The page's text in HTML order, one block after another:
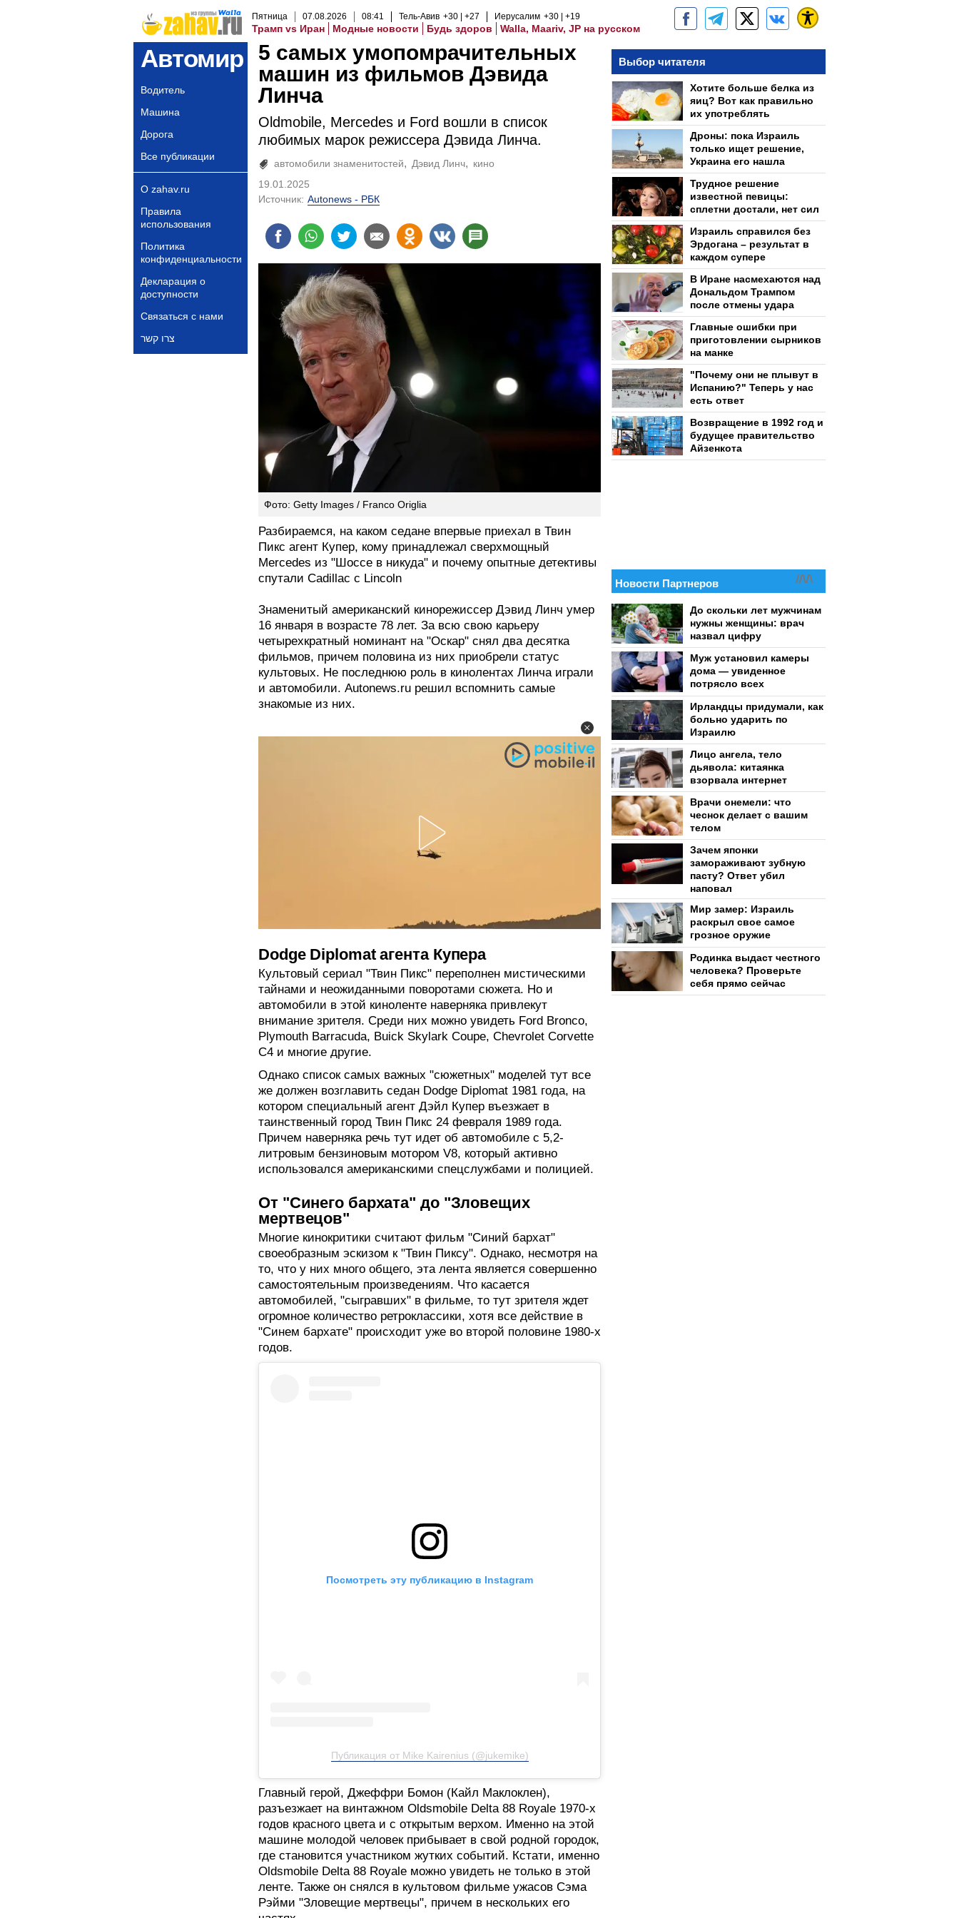
Пятница 07.08.2026 08:41 Тель-Авив +30 +27 Иерусалим +30 +19
Трамп vs Иран Модные новости Будь здоров Walla, Maariv, JP на русском
Автомир
Водитель
Машина
Дорога
Все публикации
О zahav.ru
Правила
использования
Политика
конфиденциальности
Декларация о
доступности
Связаться с нами
צרו קשר
5 самых умопомрачительных
машин из фильмов Дэвида
Линча
Oldmobile, Mercedes и Ford вошли в список
любимых марок режиссера Дэвида Линча.
автомобили знаменитостей Дэвид Линч
кино
19.01.2025
Источник: Autonews - РБК
Фото: Getty Images / Franco Origlia
Разбираемся, на каком седане впервые приехал в Твин
Пикс агент Купер, кому принадлежал сверхмощный
Mercedes из "Шоссе в никуда" и почему опытные детективы
спутали Cadillac с Lincoln
Знаменитый американский кинорежиссер Дэвид Линч умер
16 января в возрасте 78 лет. За всю свою карьеру
четырехкратный номинант на "Оскар" снял два десятка
фильмов, причем половина из них приобрели статус
культовых. Не последнюю роль в кинолентах Линча играли
и автомобили. Autonews.ru решил вспомнить самые
знакомые из них.
Dodge Diplomat агента Купера
Культовый сериал "Твин Пикс" переполнен мистическими
тайнами и неожиданными поворотами сюжета. Но и
автомобили в этой киноленте наверняка привлекут
внимание зрителя. Среди них можно увидеть Ford Bronco,
Plymouth Barracuda, Buick Skylark Coupe, Chevrolet Corvette
C4 и многие другие.
Однако список самых важных "сюжетных" моделей тут все
же должен возглавить седан Dodge Diplomat 1981 года, на
котором специальный агент Дэйл Купер въезжает в
таинственный город Твин Пикс 24 февраля 1989 года.
Причем наверняка речь тут идет об автомобиле с 5,2-
литровым бензиновым мотором V8, который активно
использовался американскими спецслужбами и полицией.
От "Синего бархата" до "Зловещих
мертвецов"
Многие кинокритики считают фильм "Синий бархат"
своеобразным эскизом к "Твин Пиксу". Однако, несмотря на
то, что у них много общего, эта лента является совершенно
самостоятельным произведениям. Что касается
автомобилей, "сыгравших" в фильме, то тут зрителя ждет
огромное количество ретроклассики, хотя все действие в
"Синем бархате" происходит уже во второй половине 1980-х
годов.
Посмотреть эту публикацию в Instagram
Публикация от Mike Kairenius (@jukemike)
Главный герой, Джеффри Бомон (Кайл Маклоклен),
разъезжает на винтажном Oldsmobile Delta 88 Royale 1970-х
годов красного цвета и с открытым верхом. Именно на этой
машине молодой человек прибывает в свой родной городок,
где становится участником жутких событий. Кстати, именно
Oldsmobile Delta 88 Royale можно увидеть не только в этой
ленте. Также он снялся в культовом фильме ужасов Сэма
Рэйми "Зловещие мертвецы", причем в нескольких его
Выбор читателя
Хотите больше белка из
яиц? Вот как правильно
их употреблять
Дроны: пока Израиль
только ищет решение,
Украина его нашла
Трудное решение
известной певицы:
сплетни достали, нет сил
Израиль справился без
Эрдогана – результат в
каждом супере
В Иране насмехаются над
Дональдом Трампом
после отмены удара
Главные ошибки при
приготовлении сырников
на манке
"Почему они не плывут в
Испанию?" Теперь у нас
есть ответ
Возвращение в 1992 год и
будущее правительство
Айзенкота